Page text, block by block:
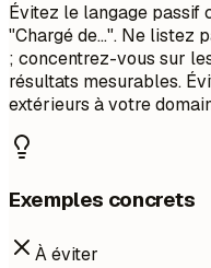
Évitez le langage passif
"Chargé de...". Ne listez
; concentrez-vous sur
résultats mesurables.
extérieurs à votre
Exemples concrets
À éviter